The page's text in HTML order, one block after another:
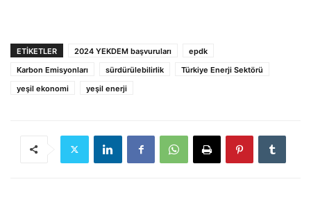
ETIKETLER 2024 YEKDEM başvuruları
epdk
Karbon Emisyonları
sürdürülebilirlik
Türkiye Enerji Sektörü
yeşil ekonomi
yeşil enerji